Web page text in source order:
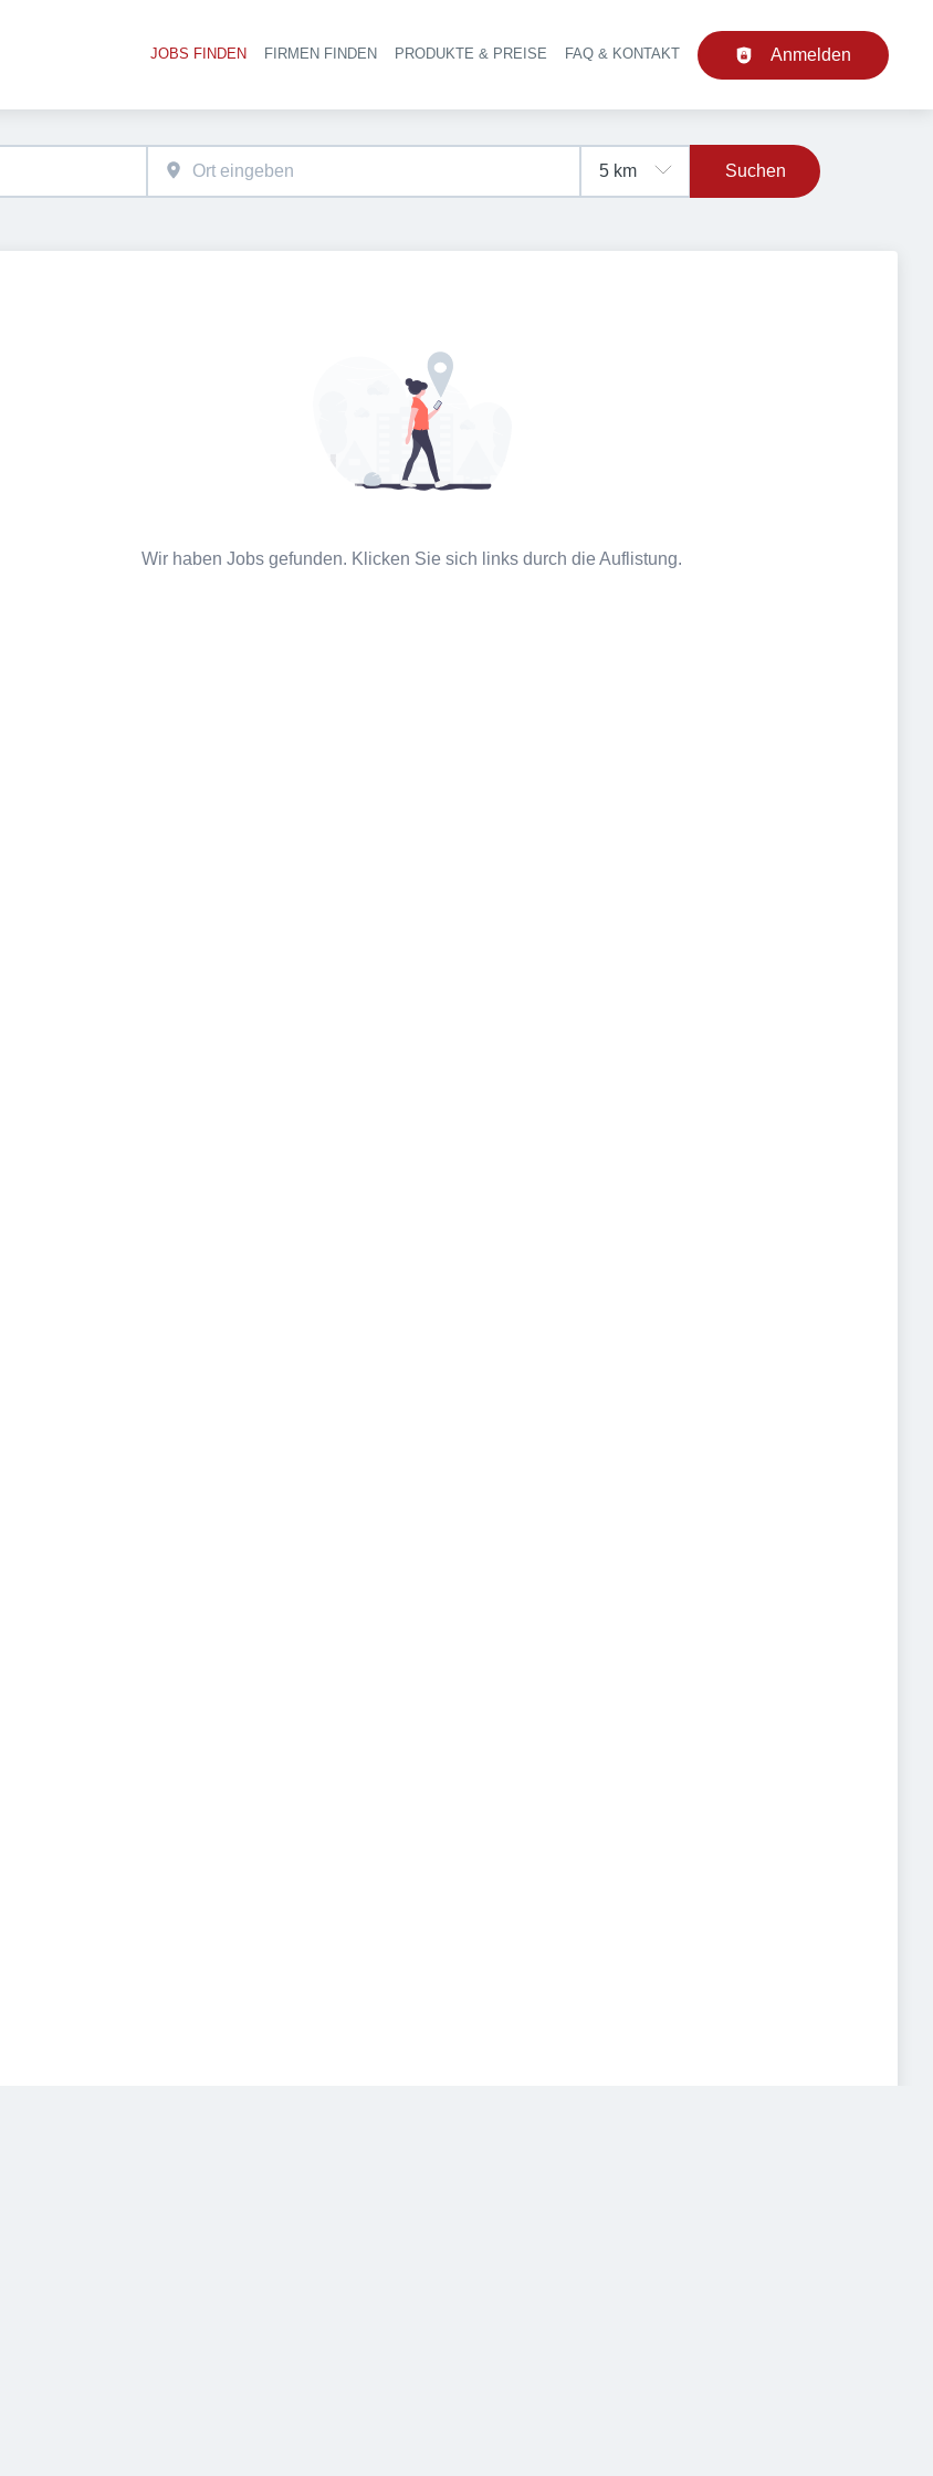
Haupt-Navigation
JOBS FINDEN FIRMEN FINDEN PRODUKTE & PREISE FAQ & KONTAKT Anmelden
Suchen
Wir haben Jobs gefunden. Klicken Sie sich links durch die Auflistung.